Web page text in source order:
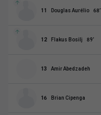
11 Douglas Aurélio 68’
12 Flakus Bosilj 89’
13 Amir Abedzadeh
16 Brian Cipenga